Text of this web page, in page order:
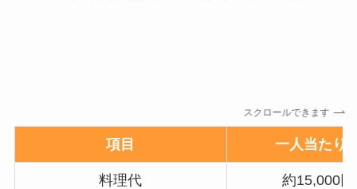
スクロールできます
項目 一人当たり
料理代 約15,000